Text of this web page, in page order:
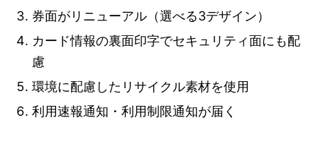
券面がリニューアル（選べる3デザイン）
カード情報の裏面印字でセキュリティ面にも配
慮
環境に配慮したリサイクル素材を使用
利用速報通知・利用制限通知が届く